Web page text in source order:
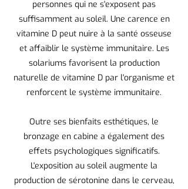
personnes qui ne s'exposent pas
suffisamment au soleil. Une carence en
vitamine D peut nuire à la santé osseuse
et affaiblir le système immunitaire. Les
solariums favorisent la production
naturelle de vitamine D par l'organisme et
renforcent le système immunitaire.
Outre ses bienfaits esthétiques, le
bronzage en cabine a également des
effets psychologiques significatifs.
L'exposition au soleil augmente la
production de sérotonine dans le cerveau,